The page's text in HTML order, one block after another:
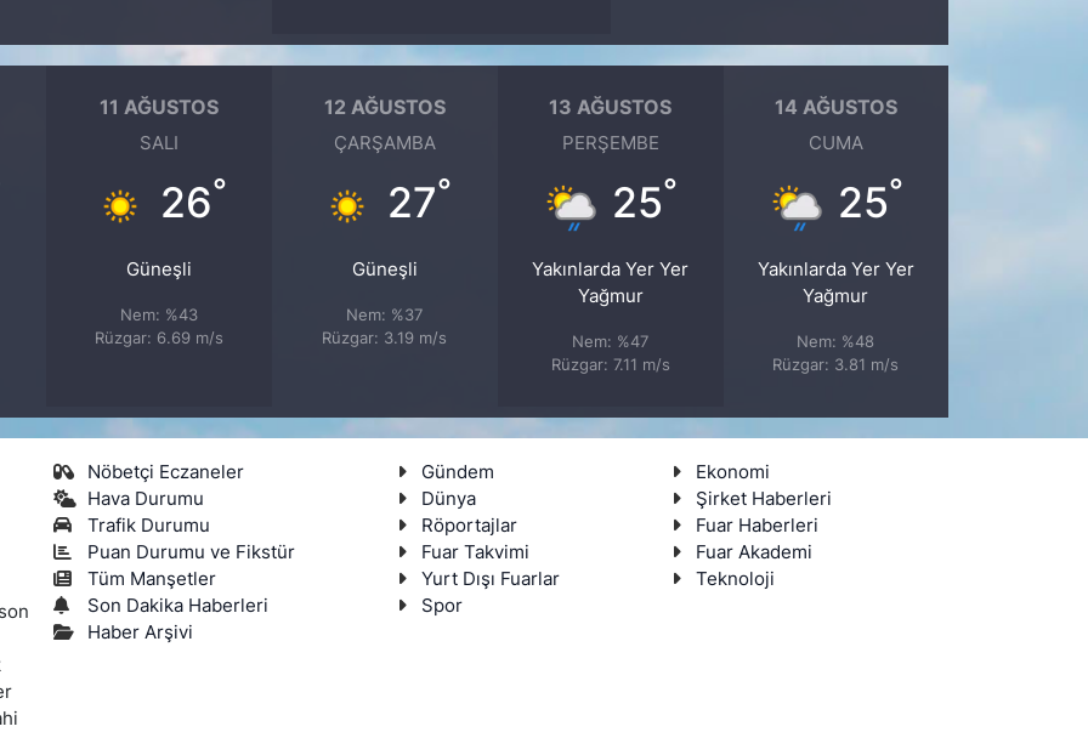
11 AĞUSTOS
SALI
26°
Güneşli
Nem: %43
Rüzgar: 6.69 m/s
12 AĞUSTOS
ÇARŞAMBA
27°
Güneşli
Nem: %37
Rüzgar: 3.19 m/s
13 AĞUSTOS
PERŞEMBE
25°
Yakınlarda Yer Yer
Yağmur
Nem: %47
Rüzgar: 7.11 m/s
14 AĞUSTOS
CUMA
25°
Yakınlarda Yer Yer
Yağmur
Nem: %48
Rüzgar: 3.81 m/s
Nöbetçi Eczaneler
Hava Durumu
Trafik Durumu
Puan Durumu ve Fikstür
Tüm Manşetler
Son Dakika Haberleri
Haber Arşivi
Gündem
Ekonomi
Dünya
Şirket Haberleri
Röportajlar
Fuar Haberleri
Fuar Takvimi
Fuar Akademi
Yurt Dışı Fuarlar
Teknoloji
Spor